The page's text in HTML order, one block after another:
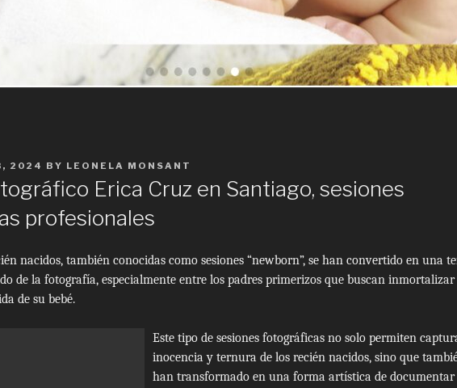
2024 BY LEONELA MONSANT
Erica Cruz en Santiago, sesiones
profesionales
nacidos, también conocidas como sesiones “newborn”, se han convertido en una
de la fotografía, especialmente entre los padres primerizos que buscan inmortalizar
de su bebé.
Este tipo de sesiones fotográficas no solo permiten
inocencia y ternura de los recién nacidos, sino que
han transformado en una forma artística de